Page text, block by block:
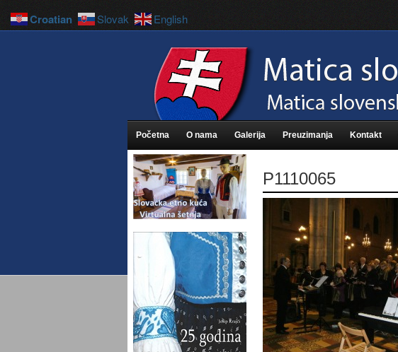
Početna O nama Galerija Preuzimanja Kontakt
P1110065
Croatian Slovak English